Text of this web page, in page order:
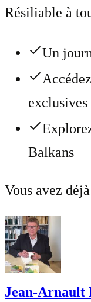
Résiliable à
Un
exclusives
Balkans
Vous avez
Jean-Arnault